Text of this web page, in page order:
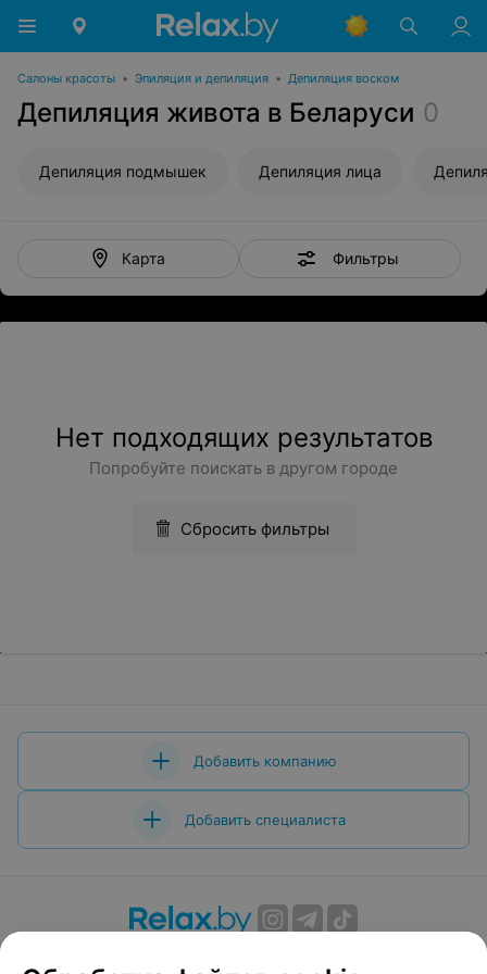
Салоны красоты • Эпиляция и депиляция • Депиляция воском
Депиляция живота в Беларуси 0
Депиляция подмышек Депиляция лица
Карта Фильтры
Нет подходящих результатов
Попробуйте поискать в другом городе
Сбросить фильтры
Добавить компанию
Добавить специалиста